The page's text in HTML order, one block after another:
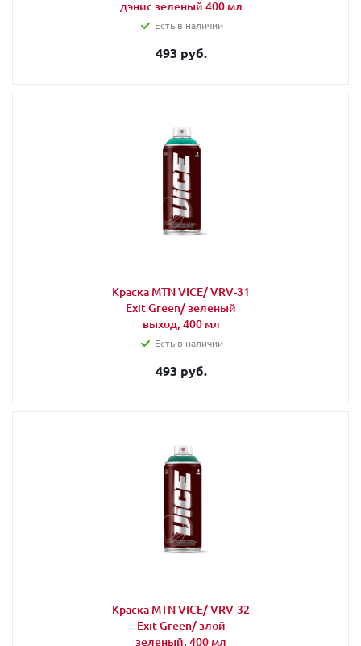
дэнис зеленый 400 мл
Есть в наличии
493 руб.
Краска MTN VICE/ VRV-31
Exit Green/ зеленый
выход, 400 мл
Есть в наличии
493 руб.
Краска MTN VICE/ VRV-32
Exit Green/ злой
зеленый, 400 мл